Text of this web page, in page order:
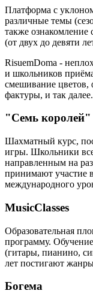
Платформа с
различные темы
также ознакомление
(от двух до девяти
RisuemDoma -
и школьников
смешивание цветов,
фактуры, и так далее.
"Семь королей"
Шахматный курс,
игры. Школьники
направленным на
принимают участие
международного
MusicClasses
Образовательная
программу.
(гитары, пианино,
лет постигают
Богема